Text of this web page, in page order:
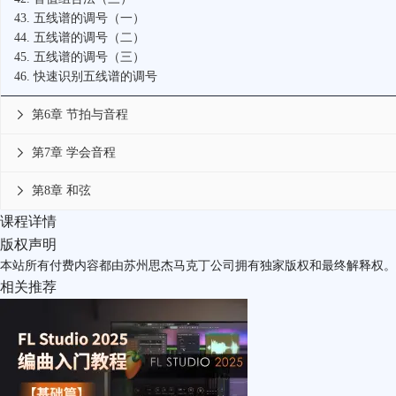
43. 五线谱的调号（一）
44. 五线谱的调号（二）
45. 五线谱的调号（三）
46.快速识别五线谱的调号
第6章 节拍与音程

第7章 学会音程

第8章 和弦

课程详情
版权声明
本站所有付费内容都由苏州思杰马克丁公司拥有独家版权和最终解释权
相关推荐